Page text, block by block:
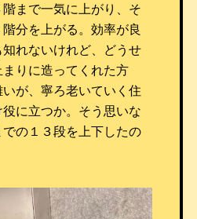
まで一気に上がり、そ
分を上がる。効率が良
れないけれど、どうせ
りに造ってくれた方
が、寧ろ老いていく住
に立つか。そう思いな
の１３段を上下したの